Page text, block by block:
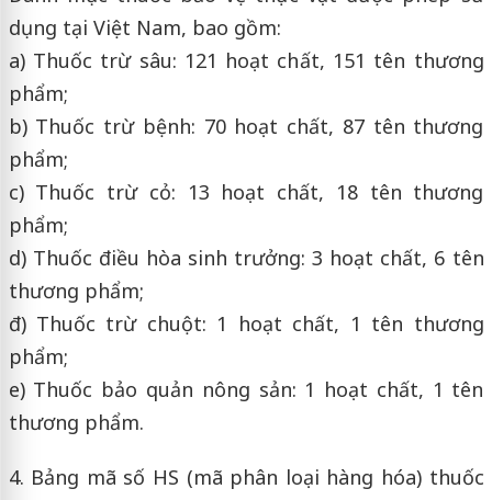
dụng tại Việt Nam, bao gồm:
a) Thuốc trừ sâu: 121 hoạt chất, 151 tên thương
phẩm;
b) Thuốc trừ bệnh: 70 hoạt chất, 87 tên thương
phẩm;
c) Thuốc trừ cỏ: 13 hoạt chất, 18 tên thương
phẩm;
d) Thuốc điều hòa sinh trưởng: 3 hoạt chất, 6 tên
thương phẩm;
đ) Thuốc trừ chuột: 1 hoạt chất, 1 tên thương
phẩm;
e) Thuốc bảo quản nông sản: 1 hoạt chất, 1 tên
thương phẩm.
4. Bảng mã số HS (mã phân loại hàng hóa) thuốc